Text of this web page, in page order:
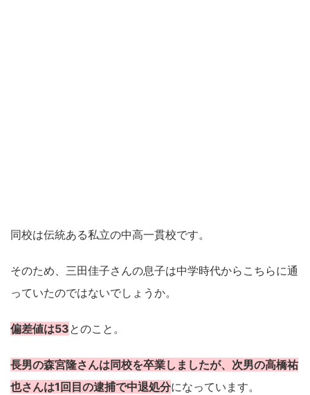
同校は伝統ある私立の中高一貫校です。
そのため、三田佳子さんの息子は中学時代からこちらに通
っていたのではないでしょうか。
偏差値は53とのこと。
長男の森宮隆さんは同校を卒業しましたが、次男の高橋祐
也さんは1回目の逮捕で中退処分になっています。